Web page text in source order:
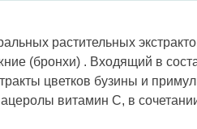
растительных
(бронхи) . Входящий в
цветков бузины и
витамин С, в